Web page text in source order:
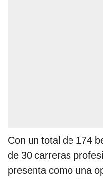
Con un total de 174
de 30 carreras
presenta como una